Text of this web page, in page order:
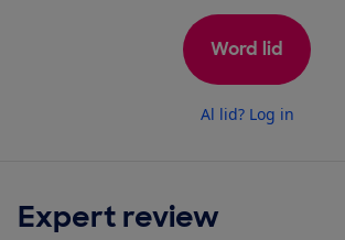
Word lid
Al lid? Log in
Expert review